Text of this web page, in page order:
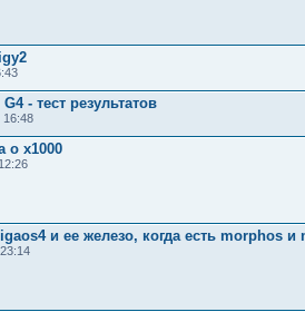
- тест результатов
16:48
о x1000
и ее железо, когда есть morphos и